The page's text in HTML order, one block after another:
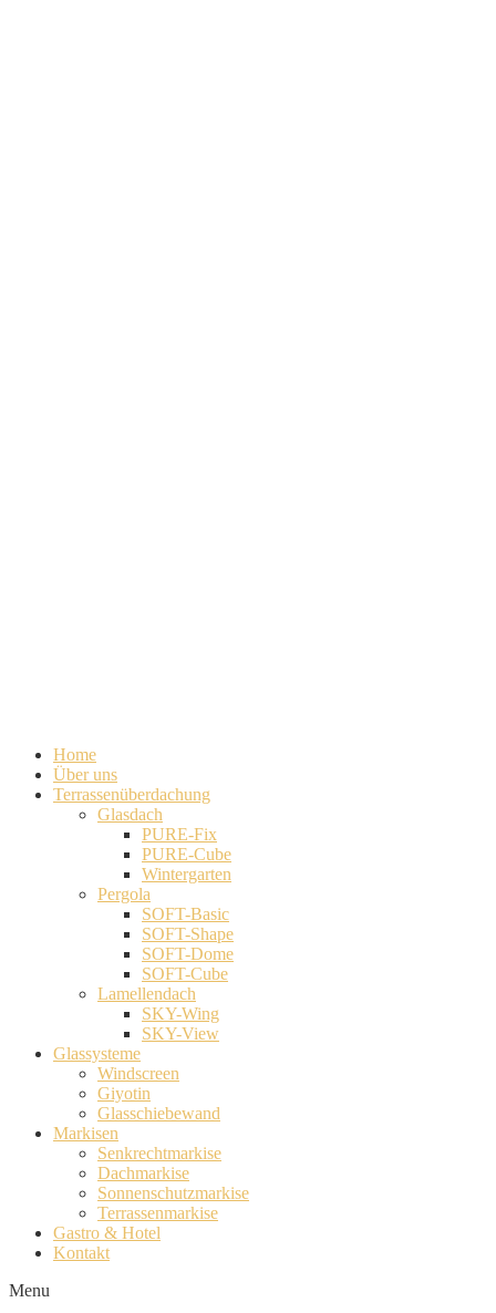
Home
Über uns
Terrassenüberdachung
Glasdach
PURE-Fix
PURE-Cube
Wintergarten
Pergola
SOFT-Basic
SOFT-Shape
SOFT-Dome
SOFT-Cube
Lamellendach
SKY-Wing
SKY-View
Glassysteme
Windscreen
Giyotin
Glasschiebewand
Markisen
Senkrechtmarkise
Dachmarkise
Sonnenschutzmarkise
Terrassenmarkise
Gastro & Hotel
Kontakt
Menu